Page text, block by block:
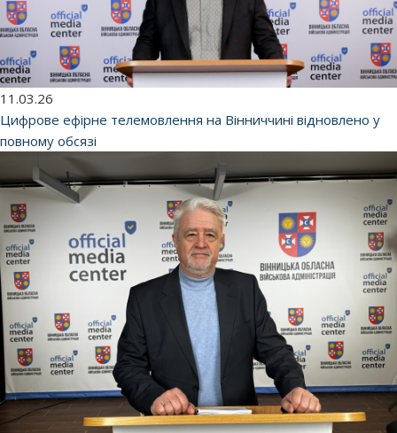
11.03.26
Цифрове ефірне телемовлення на Вінниччині відновлено у
повному обсязі